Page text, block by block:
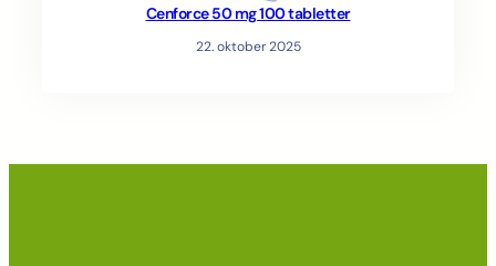
Cenforce 50 mg 100 tabletter
22. oktober 2025